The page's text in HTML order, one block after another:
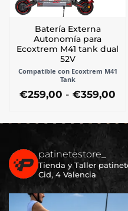
en
página
de
producto
Batería Externa
Autonomía para
Ecoxtrem M41 tank dual
52V
Compatible con Ecoxtrem M41
Tank
€259,00 - €359,00
variantes.
Las
opciones
se
patinetestore_
Tienda y Taller
Cid, 4 Valencia